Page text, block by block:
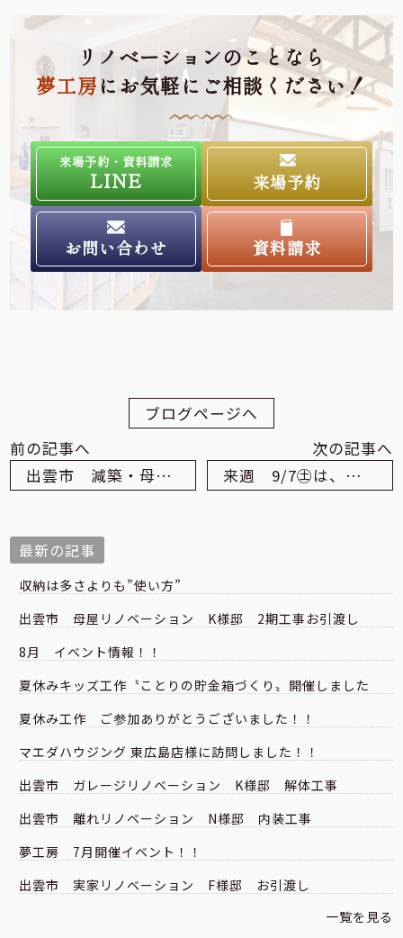
リノベーションのことなら
夢工房にお気軽にご相談ください！
来場予約・資料請求
LINE 来場予約
お問い合わせ 資料請求
ブログページへ
前の記事へ
出雲市 減築・母屋・離れリノベーション工事 Ｔ様邸 安全祈願祭
次の記事へ
来週 9/7㊏は、ご実家リフォーム相談会 開催します
最新の記事
収納は多さよりも”使い方”
出雲市 母屋リノベーション K様邸 2期工事お引渡し
8月 イベント情報！！
夏休みキッズ工作〝ことりの貯金箱づくり〟開催しました
夏休み工作 ご参加ありがとうございました！！
マエダハウジング 東広島店様に訪問しました！！
出雲市 ガレージリノベーション K様邸 解体工事
出雲市 離れリノベーション N様邸 内装工事
夢工房 7月開催イベント！！
出雲市 実家リノベーション F様邸 お引渡し
一覧を見る